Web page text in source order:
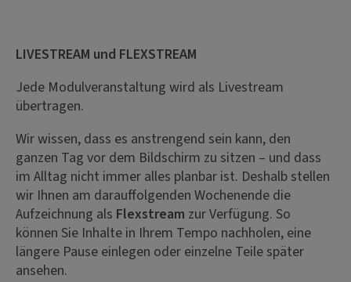
LIVESTREAM und FLEXSTREAM
Jede Modulveranstaltung wird als Livestream
übertragen.
Wir wissen, dass es anstrengend sein kann, den
ganzen Tag vor dem Bildschirm zu sitzen – und dass
im Alltag nicht immer alles planbar ist. Deshalb stellen
wir Ihnen am darauffolgenden Wochenende die
Aufzeichnung als Flexstream zur Verfügung. So
können Sie Inhalte in Ihrem Tempo nachholen, eine
längere Pause einlegen oder einzelne Teile später
ansehen.